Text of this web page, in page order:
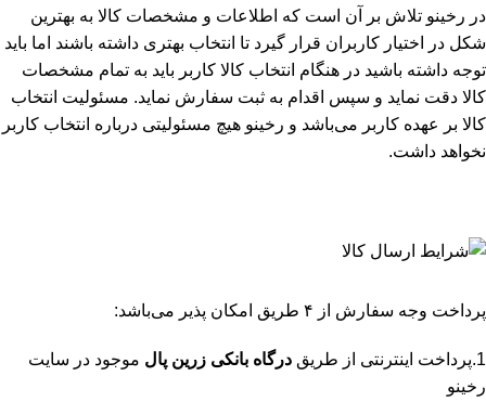
در رخینو تلاش بر آن است که اطلاعات و مشخصات کالا به بهترین
شکل در اختیار کاربران قرار گیرد تا انتخاب بهتری داشته باشند اما باید
توجه داشته باشید در هنگام انتخاب کالا کاربر باید به تمام مشخصات
کالا دقت نماید و سپس اقدام به ثبت سفارش نماید. مسئولیت انتخاب
کالا بر عهده کاربر می‌باشد و رخینو هیچ مسئولیتی درباره انتخاب کاربر
نخواهد داشت.
پرداخت وجه سفارش از ۴ طریق امکان پذیر می‌باشد:
1.پرداخت اینترنتی از طریق درگاه‌ بانکی زرین پال موجود در سایت
رخینو